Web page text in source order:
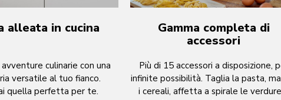
alleata in cucina
culinarie con una
versatile al tuo fianco.
quella perfetta per te.
Gamma completa di
accessori
Più di 15 accessori a disposizione,
infinite possibilità. Taglia la pasta,
i cereali, affetta a spirale le